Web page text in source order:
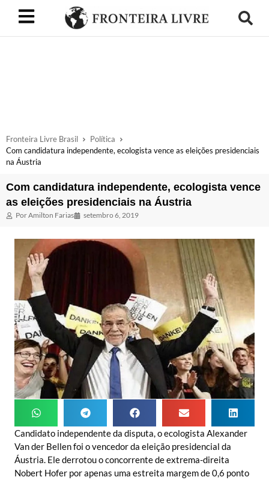
Fronteira Livre Brasil
Política
Com candidatura independente, ecologista vence as eleições presidenciais
na Áustria
Com candidatura independente, ecologista vence
as eleições presidenciais na Áustria
PorAmilton Farias setembro 6, 2019
Candidato independente da disputa, o ecologista Alexander
Van der Bellen foi o vencedor da eleição presidencial da
Áustria. Ele derrotou o concorrente de extrema-direita
Nobert Hofer por apenas uma estreita margem de 0,6 ponto